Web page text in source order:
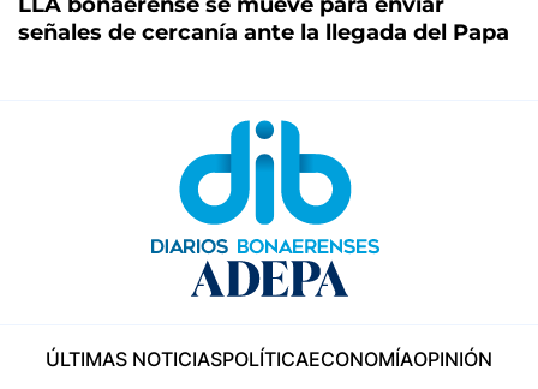
señales de cercanía ante la llegada del Papa
ÚLTIMAS NOTICIASPOLÍTICAECONOMÍAOPINIÓN